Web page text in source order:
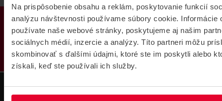
Na prispôsobenie obsahu a reklám, poskytovanie funkcií
analýzu návštevnosti používame súbory cookie. Informácie
používate naše webové stránky, poskytujeme aj našim
sociálnych médií, inzercie a analýzy. Títo partneri môžu
skombinovať s ďalšími údajmi, ktoré ste im poskytli alebo
získali, keď ste používali ich služby.
PRODUKTY